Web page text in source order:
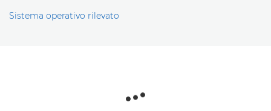
Sistema operativo rilevato